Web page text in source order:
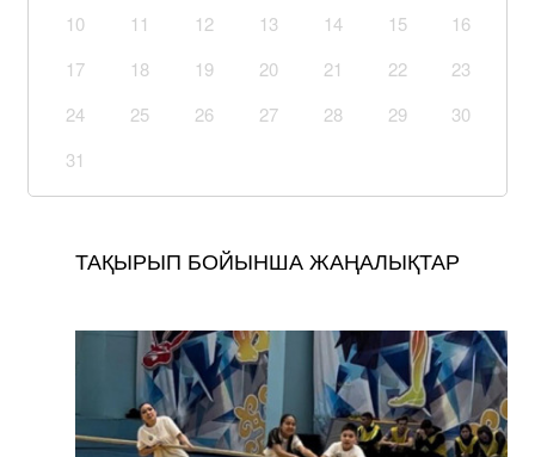
10
11 12 13 14 15
16
17
18 19 20 21 22
23
24
25 26 27 28 29
30
31
ТАҚЫРЫП БОЙЫНША ЖАҢАЛЫҚТАР